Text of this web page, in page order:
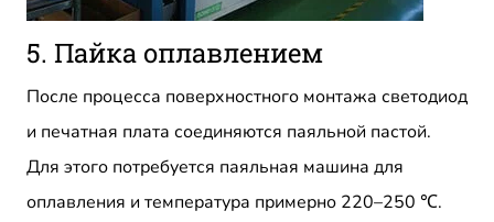
5. Пайка оплавлением
После процесса поверхностного монтажа светодиод
и печатная плата соединяются паяльной пастой.
Для этого потребуется паяльная машина для
оплавления и температура примерно 220–250 ℃.